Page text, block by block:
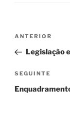
Navegação
artigos
Conteúdo
anterior
ANTERIOR
Legislação
Conteúdo
seguinte
SEGUINTE